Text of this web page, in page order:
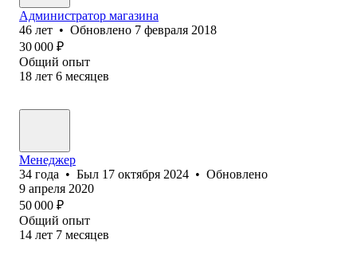
Администратор магазина
46 лет • Обновлено 7 февраля 2018
30 000 ₽
Общий опыт
18 лет 6 месяцев
Менеджер
34 года • Был 17 октября 2024 • Обновлено
9 апреля 2020
50 000 ₽
Общий опыт
14 лет 7 месяцев